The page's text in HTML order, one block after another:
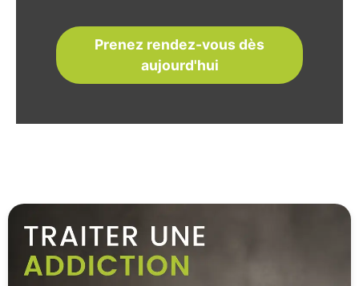
Prenez rendez-vous dès
aujourd'hui